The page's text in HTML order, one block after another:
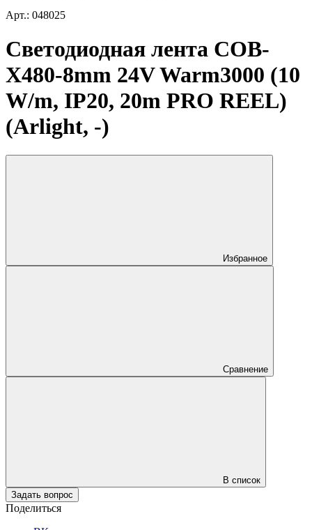
Арт.: 048025
Светодиодная лента COB-
X480-8mm 24V Warm3000 (10
W/m, IP20, 20m PRO REEL)
(Arlight, -)
Избранное
Сравнение
В список
Задать вопрос
Поделиться